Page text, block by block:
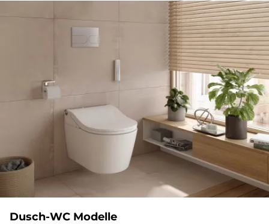
Dusch-WC Modelle